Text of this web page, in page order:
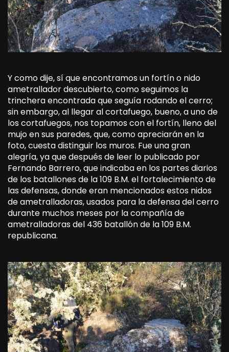
Y como dije, sí que encontramos un fortín o nido
ametrallador descubierto, como seguimos la
trinchera encontrada que seguía rodando el cerro;
sin embargo, al llegar al cortafuego, bueno, a uno de
los cortafuegos, nos topamos con el fortín, lleno del
mujo en sus paredes, que, como apreciarán en la
foto, cuesta distinguir los muros. Fue una gran
alegría, ya que después de leer lo publicado por
Fernando Barrero, que indicaba en los partes diarios
de los batallones de la 109 B.M. el fortalecimiento de
las defensas, donde eran mencionados estos nidos
de ametralladoras, usados para la defensa del cerro
durante muchos meses por la compañía de
ametralladoras del 436 batallón de la 109 B.M.
republicana.